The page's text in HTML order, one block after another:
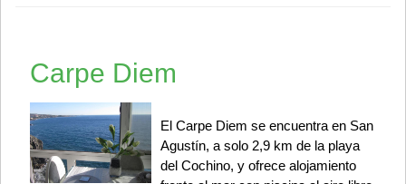
Carpe Diem
El Carpe Diem se encuentra en San
Agustín, a solo 2,9 km de la playa
del Cochino, y ofrece alojamiento